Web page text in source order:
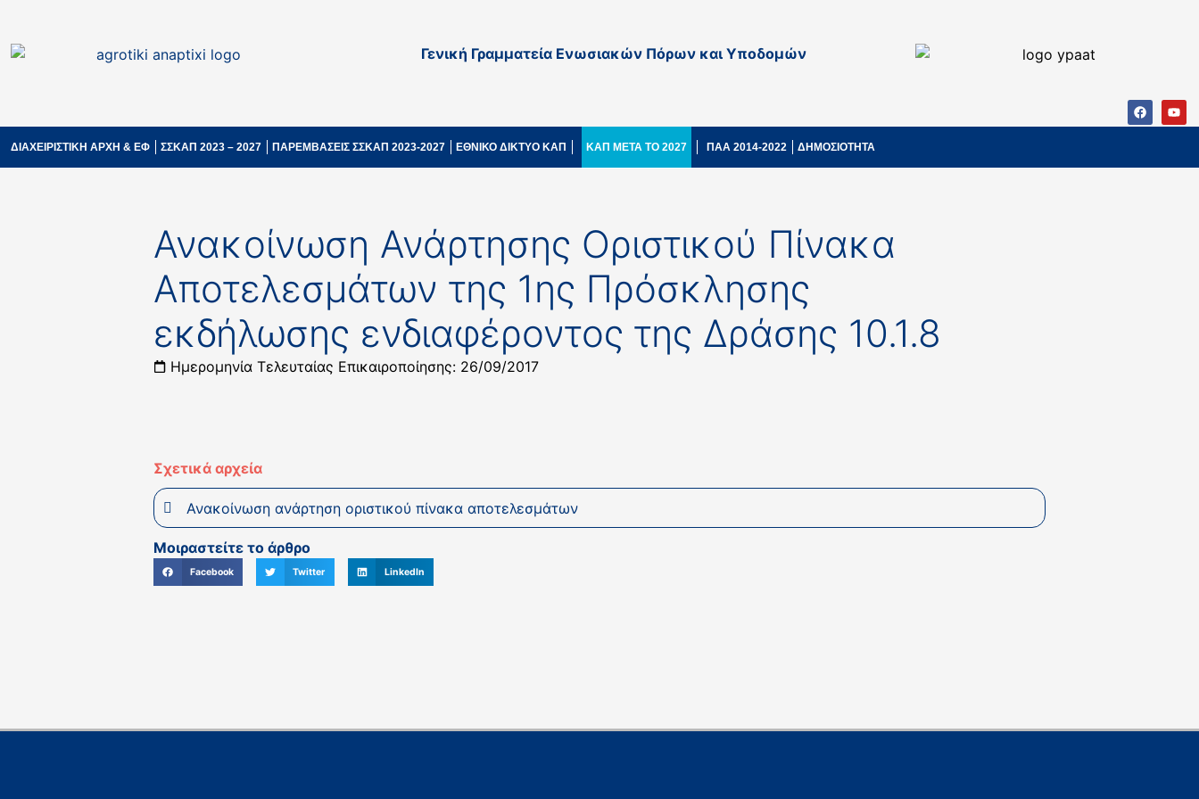
Γενική Γραμματεία Ενωσιακών Πόρων και Υποδομών
ΔΙΑΧΕΙΡΙΣΤΙΚΗ ΑΡΧΗ & ΕΦ ΣΣΚΑΠ 2023 – 2027 ΠΑΡΕΜΒΑΣΕΙΣ ΣΣΚΑΠ 2023-2027 ΕΘΝΙΚΟ ΔΙΚΤΥΟ ΚΑΠ ΚΑΠ ΜΕΤΑ ΤΟ 2027 ΠΑΑ 2014-2022 ΔΗΜΟΣΙΟΤΗΤΑ
Ανακοίνωση Ανάρτησης Οριστικού Πίνακα
Αποτελεσμάτων της 1ης Πρόσκλησης
εκδήλωσης ενδιαφέροντος της Δράσης 10.1.8
Ημερομηνία Τελευταίας Επικαιροποίησης: 26/09/2017
Σχετικά αρχεία
Ανακοίνωση ανάρτηση οριστικού πίνακα αποτελεσμάτων
Μοιραστείτε το άρθρο
Facebook Twitter LinkedIn